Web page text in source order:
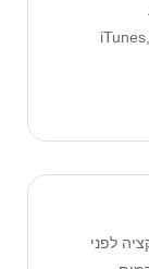
AirScreen תומך באלפי אפליקציות כמו iTunes,
לפני